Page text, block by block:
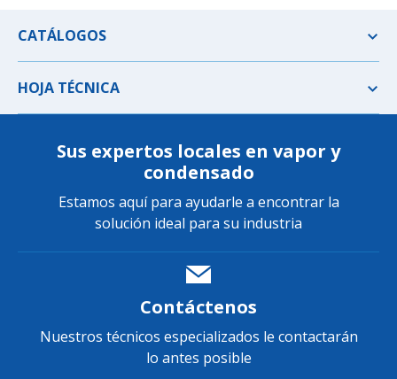
CATÁLOGOS
HOJA TÉCNICA
Sus expertos locales en vapor y
condensado
Estamos aquí para ayudarle a encontrar la
solución ideal para su industria
Contáctenos
Nuestros técnicos especializados le contactarán
lo antes posible